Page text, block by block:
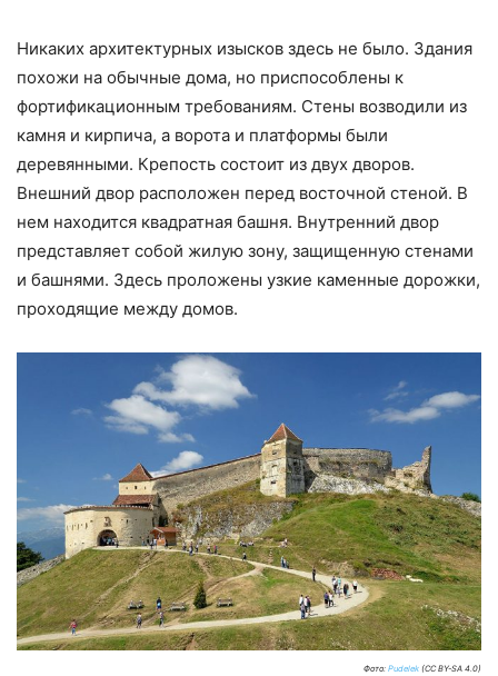
Никаких архитектурных изысков здесь не было. Здания
похожи на обычные дома, но приспособлены к
фортификационным требованиям. Стены возводили из
камня и кирпича, а ворота и платформы были
деревянными. Крепость состоит из двух дворов.
Внешний двор расположен перед восточной стеной. В
нем находится квадратная башня. Внутренний двор
представляет собой жилую зону, защищенную стенами
и башнями. Здесь проложены узкие каменные дорожки,
проходящие между домов.
Фото: Pudelek (CC BY-SA 4.0)